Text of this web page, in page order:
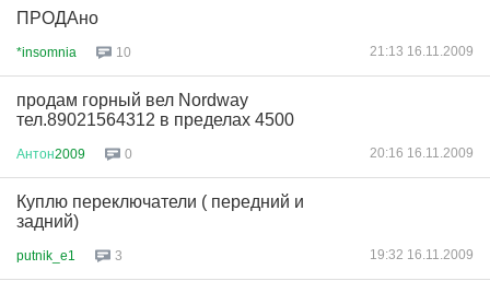
ПРОДАно
*insomnia 10 21:13 16.11.2009
продам горный вел Nordway
тел.89021564312 в пределах 4500
Антон2009 0 20:16 16.11.2009
Куплю переключатели ( передний и
задний)
putnik_e1 3 19:32 16.11.2009